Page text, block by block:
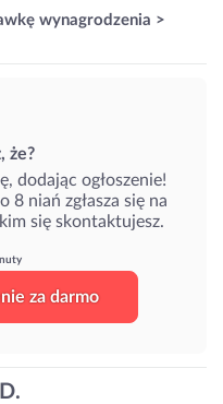
wynagrodzenia >
że?
dodając ogłoszenie!
niań zgłasza się na
się skontaktujesz.
za darmo